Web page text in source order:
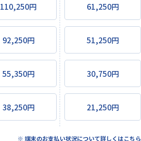
110,250円 61,250円
92,250円 51,250円
55,350円 30,750円
38,250円 21,250円
※ 端末のお支払い状況について詳しくはこちら